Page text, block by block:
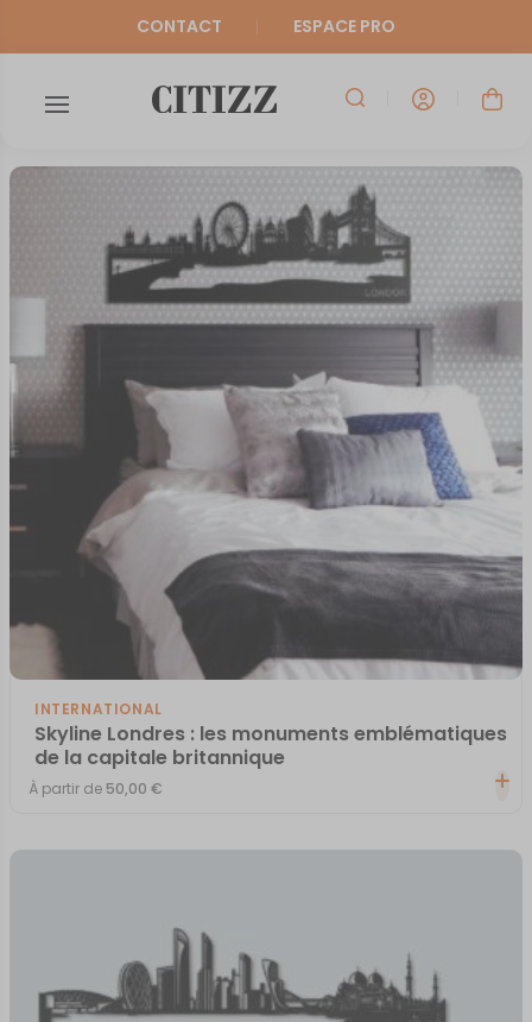
CONTACT ESPACE PRO
INTERNATIONAL
Skyline Londres : les monuments emblématiques
de la capitale britannique
À partir de 50,00 €